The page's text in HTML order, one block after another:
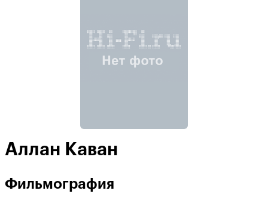
Аллан Каван
Фильмография